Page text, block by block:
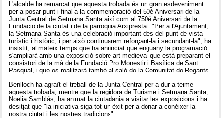
L'alcalde ha remarcat que aquesta trobada és un gran esdeveniment
per a posar punt i final a la commemoració del 50é Aniversari de la
Junta Central de Setmana Santa així com al 750é Aniversari de la
Fundació de la ciutat i de la parròquia Arxiprestal. "Per a l'Ajuntament,
la Setmana Santa és una celebració important des del punt de vista
turístic i històric, i per això continuarem reforçant-la i secundant-la", ha
insistit, al mateix temps que ha anunciat que enguany la programació
s'ampliarà amb una exposició sobre art medieval que està preparant el
consistori de la mà de la Fundació Pro Monestir i Basílica de Sant
Pasqual, i que es realitzarà també al saló de la Comunitat de Regants.
Benlloch ha agraït el treball de la Junta Central per a dur a terme
aquesta trobada, mentre que la regidora de Turisme i Setmana Santa,
Noelia Samblás, ha animat la ciutadania a visitar les exposicions i ha
desitjat que "la iniciativa siga tot un èxit per a donar a conéixer la
nostra ciutat i les nostres tradicions".